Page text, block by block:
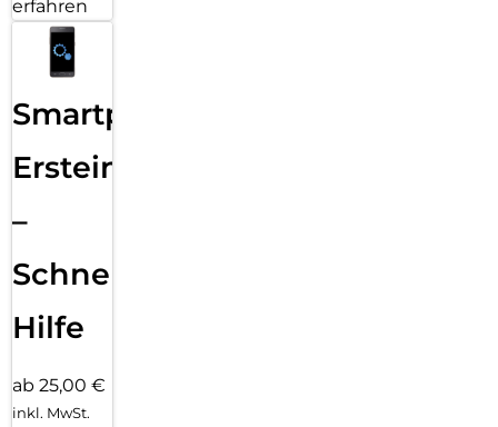
erfahren
Smartphone
Ersteinrichtung
–
Schnelle
Hilfe
ab 25,00 €
inkl. MwSt.